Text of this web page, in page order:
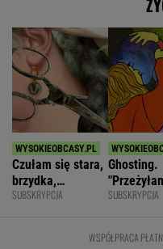
Czułam się stara,
brzydka,
niepotrzebna.
SUBSKRYPCJA
Ghosting.
mnie i
SUBSKRYPCJA
WSPÓŁPRACA